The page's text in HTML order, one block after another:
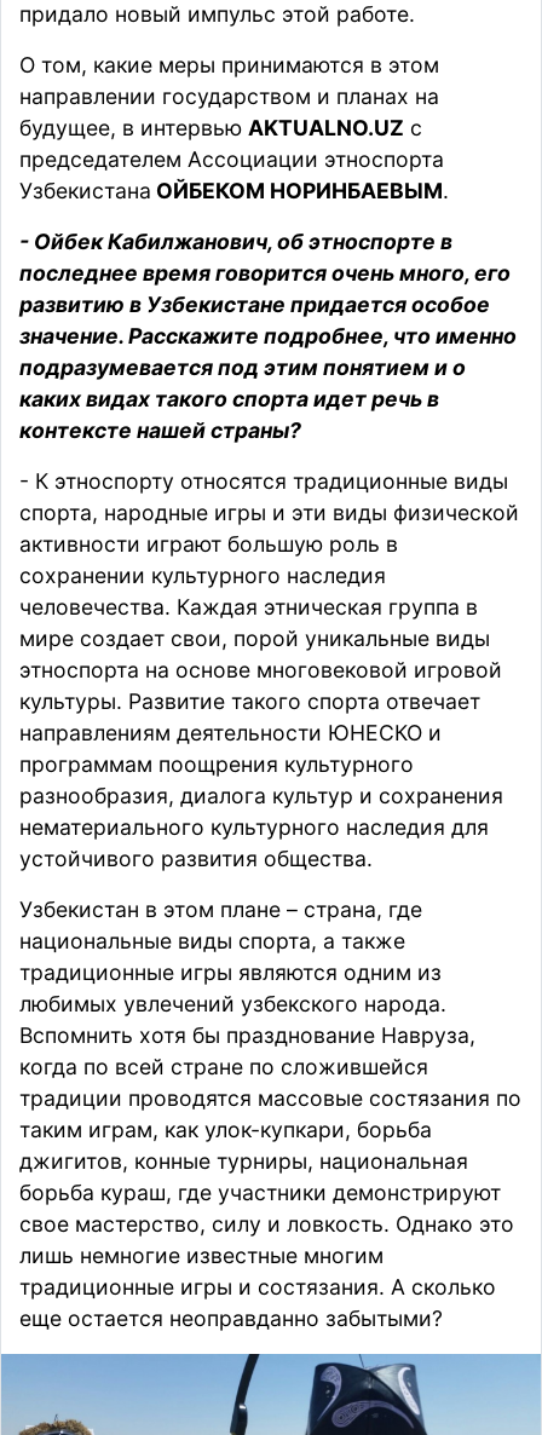
придало новый импульс этой работе.
О том, какие меры принимаются в этом
направлении государством и планах на
будущее, в интервью AKTUALNO.UZ с
председателем Ассоциации этноспорта
Узбекистана ОЙБЕКОМ НОРИНБАЕВЫМ.
- Ойбек Кабилжанович, об этноспорте в
последнее время говорится очень много, его
развитию в Узбекистане придается особое
значение. Расскажите подробнее, что именно
подразумевается под этим понятием и о
каких видах такого спорта идет речь в
контексте нашей страны?
- К этноспорту относятся традиционные виды
спорта, народные игры и эти виды физической
активности играют большую роль в
сохранении культурного наследия
человечества. Каждая этническая группа в
мире создает свои, порой уникальные виды
этноспорта на основе многовековой игровой
культуры. Развитие такого спорта отвечает
направлениям деятельности ЮНЕСКО и
программам поощрения культурного
разнообразия, диалога культур и сохранения
нематериального культурного наследия для
устойчивого развития общества.
Узбекистан в этом плане – страна, где
национальные виды спорта, а также
традиционные игры являются одним из
любимых увлечений узбекского народа.
Вспомнить хотя бы празднование Навруза,
когда по всей стране по сложившейся
традиции проводятся массовые состязания по
таким играм, как улок-купкари, борьба
джигитов, конные турниры, национальная
борьба кураш, где участники демонстрируют
свое мастерство, силу и ловкость. Однако это
лишь немногие известные многим
традиционные игры и состязания. А сколько
еще остается неоправданно забытыми?